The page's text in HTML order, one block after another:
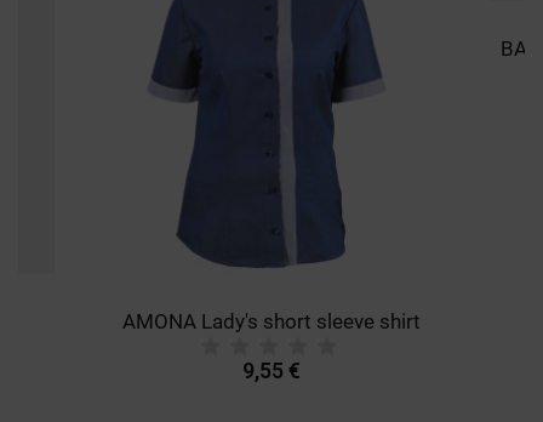
AMONA Lady's short sleeve shirt
9,55 €